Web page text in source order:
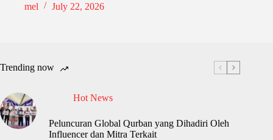
mel
July 22, 2026
Trending now
Hot News
Peluncuran Global Qurban yang Dihadiri Oleh
Influencer dan Mitra Terkait